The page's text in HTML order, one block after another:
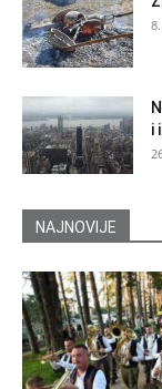
i
NAJNOVIJE